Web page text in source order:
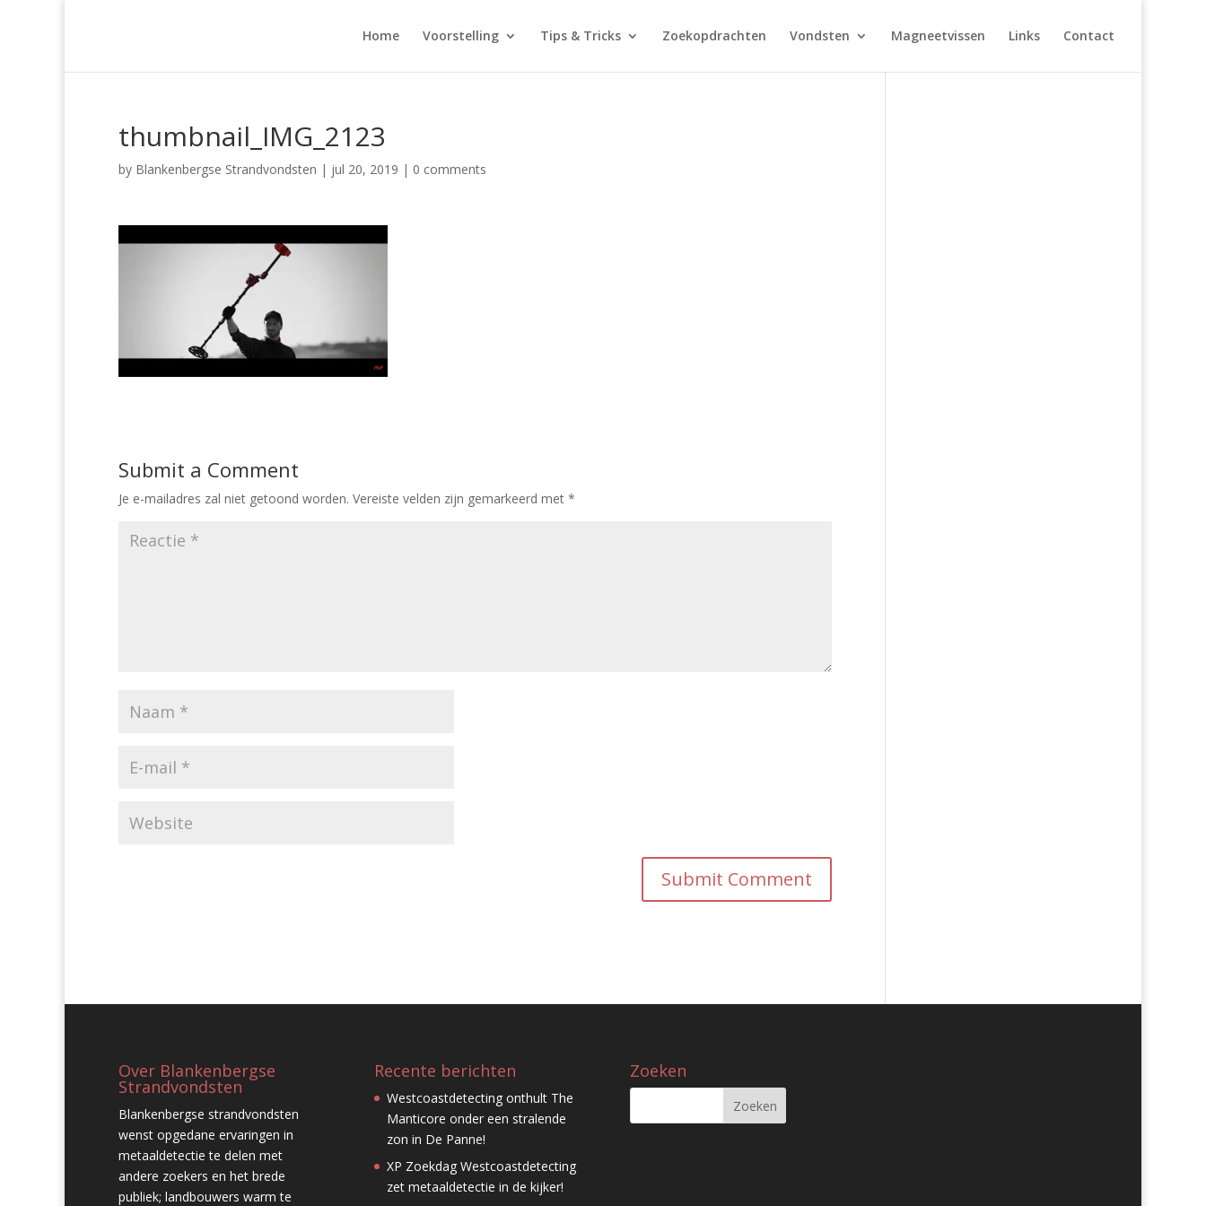
Home Voorstelling Tips & Tricks Zoekopdrachten Vondsten Magneetvissen Links Contact
thumbnail_IMG_2123
by Blankenbergse Strandvondsten | jul 20, 2019 | 0 comments
Submit a Comment
Je e-mailadres zal niet getoond worden. Vereiste velden zijn gemarkeerd met *
Over Blankenbergse
Strandvondsten
Blankenbergse strandvondsten
wenst opgedane ervaringen in
metaaldetectie te delen met
andere zoekers en het brede
publiek; landbouwers warm te
Recente berichten
Westcoastdetecting onthult The
Manticore onder een stralende
zon in De Panne!
XP Zoekdag Westcoastdetecting
zet metaaldetectie in de kijker!
Zoeken